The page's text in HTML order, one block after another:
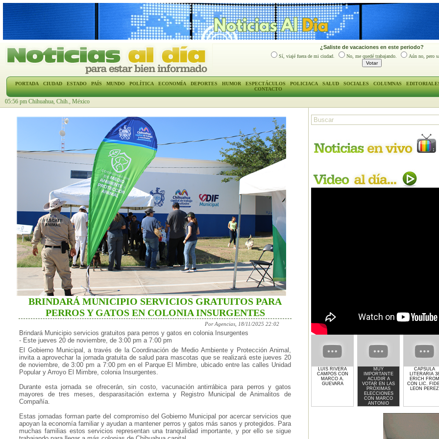
¿Saliste de vacaciones en este periodo?
Sí, viajé fuera de mi ciudad. No, me quedé trabajando. Aún no, pero
PORTADA CIUDAD ESTADO PAÍS MUNDO POLÍTICA ECONOMÍA DEPORTES HUMOR ESPECTÁCULOS POLICIACA SALUD SOCIALES COLUMNAS
CONTACTO
05:56 pm Chihuahua, Chih., México
BRINDARÁ MUNICIPIO SERVICIOS GRATUITOS PARA
PERROS Y GATOS EN COLONIA INSURGENTES
Por Agencias, 18/11/2025 22:02
Brindará Municipio servicios gratuitos para perros y gatos en colonia Insurgentes
- Este jueves 20 de noviembre, de 3:00 pm a 7:00 pm
El Gobierno Municipal, a través de la Coordinación de Medio Ambiente y Protección Animal,
invita a aprovechar la jornada gratuita de salud para mascotas que se realizará este jueves 20
de noviembre, de 3:00 pm a 7:00 pm en el Parque El Mimbre, ubicado entre las calles Unidad
Popular y Arroyo El Mimbre, colonia Insurgentes.
Durante esta jornada se ofrecerán, sin costo, vacunación antirrábica para perros y gatos
mayores de tres meses, desparasitación externa y Registro Municipal de Animalitos de
Compañía.
Estas jornadas forman parte del compromiso del Gobierno Municipal por acercar servicios que
apoyan la economía familiar y ayudan a mantener perros y gatos más sanos y protegidos. Para
muchas familias estos servicios representan una tranquilidad importante, y por ello se sigue
LUIS RIVERA
CAMPOS CON
MARCO A.
GUEVARA
MUY
IMPORTANTE
ACUDIR A
VOTAR EN LAS
PRÓXIMAS
ELECCIONES
CON MARCO
ANTONIO
GUEVARA
CAPSULA
LITERARIA
ERICH FROM
CON LIC.
LEON PEREZ